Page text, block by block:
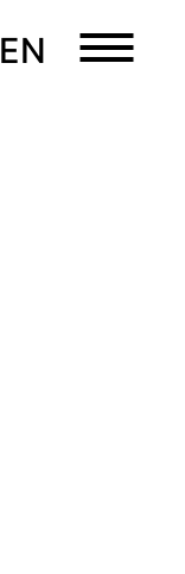
EN